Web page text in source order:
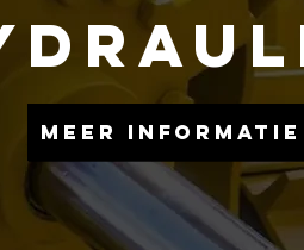
Meer informatie